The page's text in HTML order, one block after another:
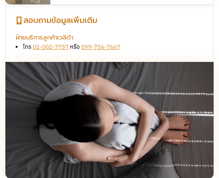
สอบถามข้อมูลเพิ่มเติม
ฝ่ายบริการลูกค้าเวลิด้า
โทร02-002-7757หรือ099-756-7667